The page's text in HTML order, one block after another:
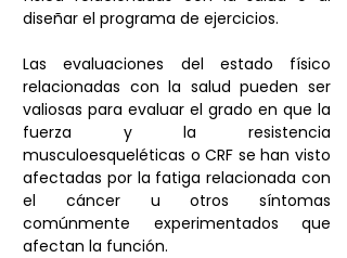
diseñar el programa de ejercicios.
Las evaluaciones del estado físico
relacionadas con la salud pueden ser
valiosas para evaluar el grado en que la
fuerza y ​​la resistencia
musculoesqueléticas o CRF se han visto
afectadas por la fatiga relacionada con
el cáncer u otros síntomas
comúnmente experimentados que
afectan la función.